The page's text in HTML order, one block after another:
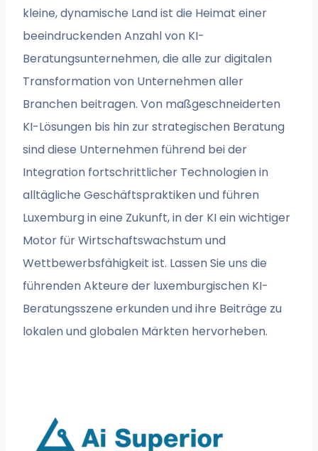
kleine, dynamische Land ist die Heimat einer
beeindruckenden Anzahl von KI-
Beratungsunternehmen, die alle zur digitalen
Transformation von Unternehmen aller
Branchen beitragen. Von maßgeschneiderten
KI-Lösungen bis hin zur strategischen Beratung
sind diese Unternehmen führend bei der
Integration fortschrittlicher Technologien in
alltägliche Geschäftspraktiken und führen
Luxemburg in eine Zukunft, in der KI ein wichtiger
Motor für Wirtschaftswachstum und
Wettbewerbsfähigkeit ist. Lassen Sie uns die
führenden Akteure der luxemburgischen KI-
Beratungsszene erkunden und ihre Beiträge zu
lokalen und globalen Märkten hervorheben.